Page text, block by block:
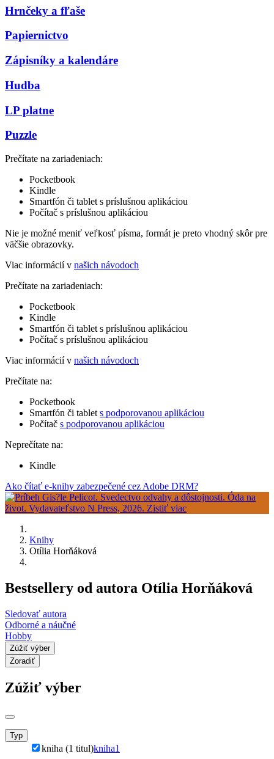
Hrnčeky a fľaše
Papiernictvo
Zápisníky a kalendáre
Hudba
LP platne
Puzzle
Prečítate na zariadeniach:
Pocketbook
Kindle
Smartfón či tablet s príslušnou aplikáciou
Počítač s príslušnou aplikáciou
Nie je možné meniť veľkosť písma, formát je preto vhodný skôr pre
väčšie obrazovky.
Viac informácií v našich návodoch
Prečítate na zariadeniach:
Pocketbook
Kindle
Smartfón či tablet s príslušnou aplikáciou
Počítač s príslušnou aplikáciou
Viac informácií v našich návodoch
Prečítate na:
Pocketbook
Smartfón či tablet s podporovanou aplikáciou
Počítač s podporovanou aplikáciou
Neprečítate na:
Kindle
Ako čítať e-knihy zabezpečené cez Adobe DRM?
Knihy
Otília Horňáková
Bestsellery od autora Otília Horňáková
Sledovať autora
Odborné a náučné
Hobby
Zúžiť výber
Zoradiť
Zúžiť výber
Typ
kniha (1 titul)kniha1